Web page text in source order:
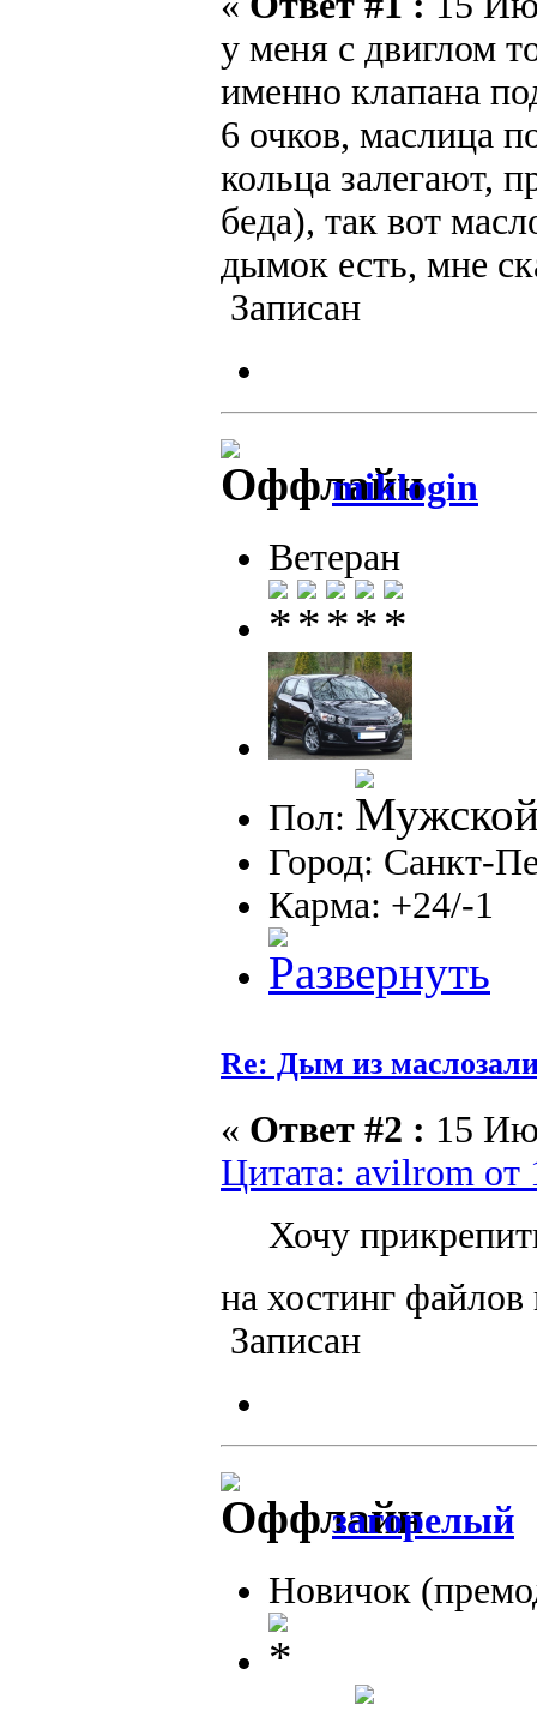
у меня с двиглом
именно клапана
6 очков, маслица
кольца залегают,
беда), так вот
дымок есть, мне
Записан
miklogin
Ветеран
Пол:
Город: Санкт-
Карма: +24/-1
Re: Дым из
« Ответ #2 : 15
Цитата: avilrom
Хочу
на хостинг
Записан
загорелый
Новичок